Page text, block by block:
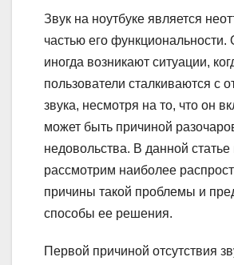
Звук на ноутбуке является
частью его функциональности.
иногда возникают ситуации,
пользователи сталкиваются с
звука, несмотря на то, что он
может быть причиной
недовольства. В данной
рассмотрим наиболее
причины такой проблемы и
способы ее решения.
Первой причиной отсутствия